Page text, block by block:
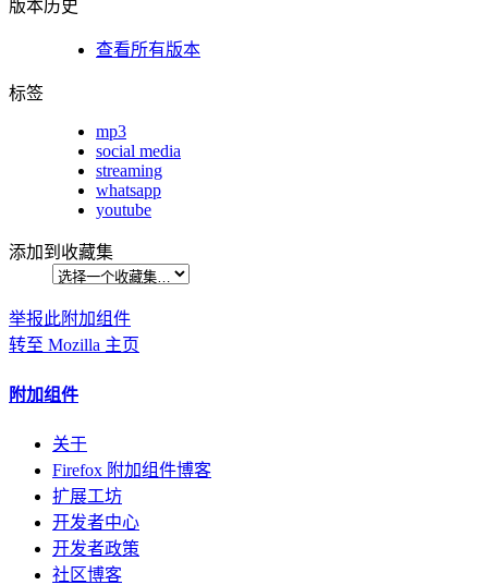
版本历史
查看所有版本
标签
mp3
social media
streaming
whatsapp
youtube
添加到收藏集
举报此附加组件
转至 Mozilla 主页
附加组件
关于
Firefox 附加组件博客
扩展工坊
开发者中心
开发者政策
社区博客